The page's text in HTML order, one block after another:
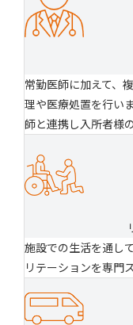
常勤医師に加えて、
理や医療処置を行い
師と連携し入所者様
施設での生活を通し
リテーションを専門